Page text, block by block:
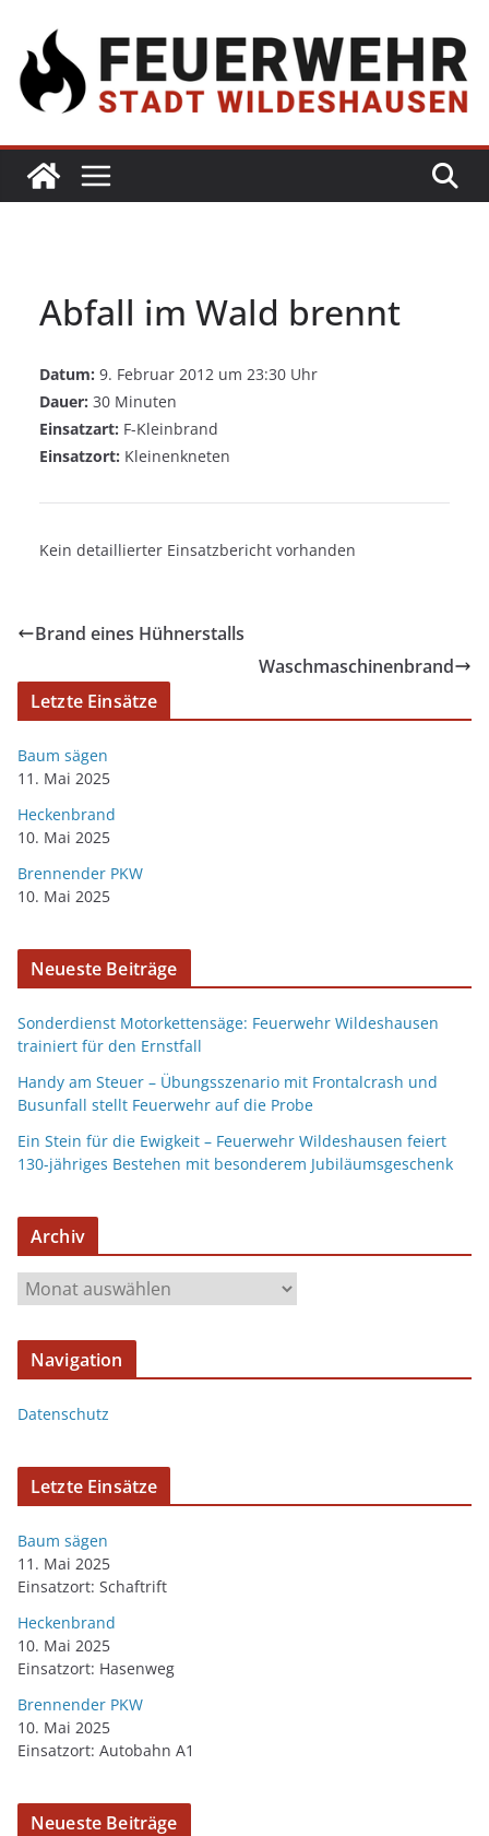
Abfall im Wald brennt
Datum: 9. Februar 2012 um 23:30 Uhr
Dauer: 30 Minuten
Einsatzart: F-Kleinbrand
Einsatzort: Kleinenkneten
Kein detaillierter Einsatzbericht vorhanden
Brand eines Hühnerstalls
Waschmaschinenbrand
Letzte Einsätze
Baum sägen
11. Mai 2025
Heckenbrand
10. Mai 2025
Brennender PKW
10. Mai 2025
Neueste Beiträge
Sonderdienst Motorkettensäge: Feuerwehr Wildeshausen
trainiert für den Ernstfall
Handy am Steuer – Übungsszenario mit Frontalcrash und
Busunfall stellt Feuerwehr auf die Probe
Ein Stein für die Ewigkeit – Feuerwehr Wildeshausen feiert
130-jähriges Bestehen mit besonderem Jubiläumsgeschenk
Archiv
Navigation
Datenschutz
Letzte Einsätze
Baum sägen
11. Mai 2025
Einsatzort: Schaftrift
Heckenbrand
10. Mai 2025
Einsatzort: Hasenweg
Brennender PKW
10. Mai 2025
Einsatzort: Autobahn A1
Neueste Beiträge